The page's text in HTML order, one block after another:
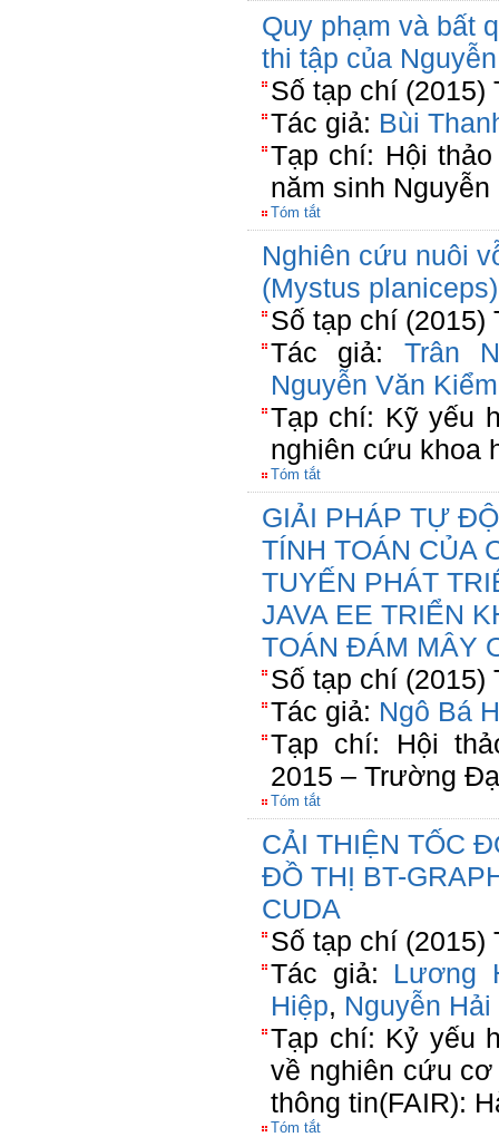
Quy phạm và bất
thi tập của
Số tạp chí (2015)
Tác giả: Bùi
Tạp chí: Hội
năm sinh Nguyễn
Tóm tắt
Nghiên cứu nuôi
(Mystus
Số tạp chí (2015)
Tác giả: Trân
Nguyễn Văn Kiểm
Tạp chí: Kỹ yếu
nghiên cứu khoa
Tóm tắt
GIẢI PHÁP TỰ
TÍNH TOÁN CỦA
TUYẾN PHÁT
JAVA EE TRIỂN
TOÁN ĐÁM MÂY
Số tạp chí (2015)
Tác giả: Ngô Bá
Tạp chí: Hội
2015 – Trường
Tóm tắt
CẢI THIỆN TỐC
ĐỒ THỊ BT-
CUDA
Số tạp chí (2015)
Tác giả: Lương
Hiệp, Nguyễn Hải
Tạp chí: Kỷ yếu
về nghiên cứu
thông tin(FAIR):
Tóm tắt